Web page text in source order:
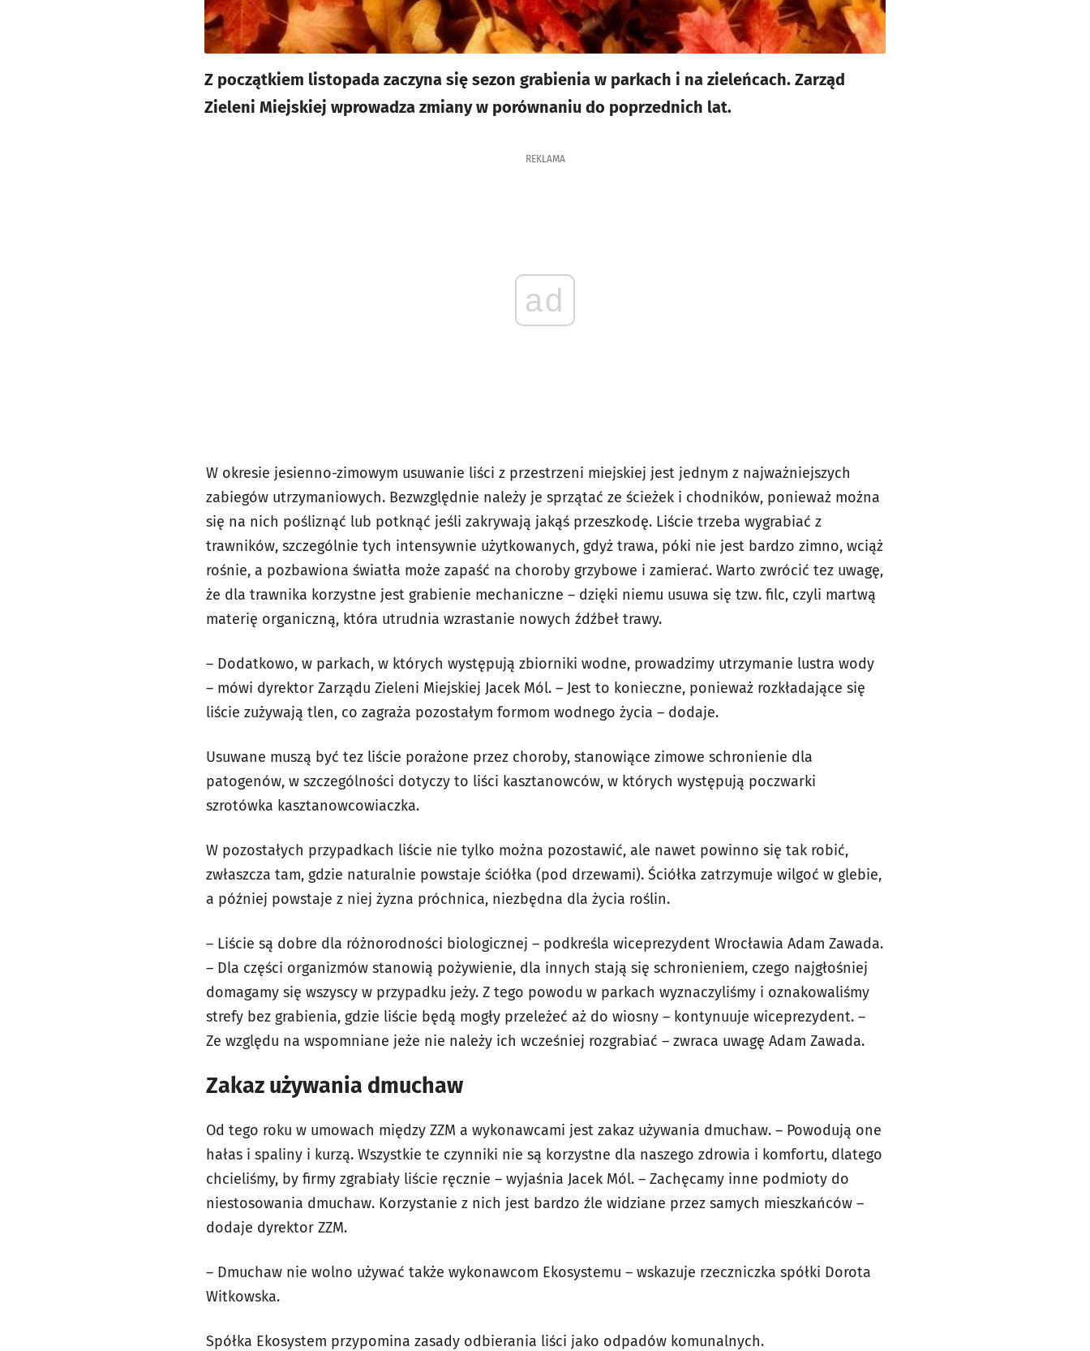
Z początkiem listopada zaczyna się sezon grabienia w parkach i na zieleńcach. Zarząd
Zieleni Miejskiej wprowadza zmiany w porównaniu do poprzednich lat.
REKLAMA
ad
W okresie jesienno-zimowym usuwanie liści z przestrzeni miejskiej jest jednym z najważniejszych
zabiegów utrzymaniowych. Bezwzględnie należy je sprzątać ze ścieżek i chodników, ponieważ można
się na nich pośliznąć lub potknąć jeśli zakrywają jakąś przeszkodę. Liście trzeba wygrabiać z
trawników, szczególnie tych intensywnie użytkowanych, gdyż trawa, póki nie jest bardzo zimno, wciąż
rośnie, a pozbawiona światła może zapaść na choroby grzybowe i zamierać. Warto zwrócić tez uwagę,
że dla trawnika korzystne jest grabienie mechaniczne – dzięki niemu usuwa się tzw. filc, czyli martwą
materię organiczną, która utrudnia wzrastanie nowych źdźbeł trawy.
– Dodatkowo, w parkach, w których występują zbiorniki wodne, prowadzimy utrzymanie lustra wody
– mówi dyrektor Zarządu Zieleni Miejskiej Jacek Mól. – Jest to konieczne, ponieważ rozkładające się
liście zużywają tlen, co zagraża pozostałym formom wodnego życia – dodaje.
Usuwane muszą być tez liście porażone przez choroby, stanowiące zimowe schronienie dla
patogenów, w szczególności dotyczy to liści kasztanowców, w których występują poczwarki
szrotówka kasztanowcowiaczka.
W pozostałych przypadkach liście nie tylko można pozostawić, ale nawet powinno się tak robić,
zwłaszcza tam, gdzie naturalnie powstaje ściółka (pod drzewami). Ściółka zatrzymuje wilgoć w glebie,
a później powstaje z niej żyzna próchnica, niezbędna dla życia roślin.
– Liście są dobre dla różnorodności biologicznej – podkreśla wiceprezydent Wrocławia Adam Zawada.
– Dla części organizmów stanowią pożywienie, dla innych stają się schronieniem, czego najgłośniej
domagamy się wszyscy w przypadku jeży. Z tego powodu w parkach wyznaczyliśmy i oznakowaliśmy
strefy bez grabienia, gdzie liście będą mogły przeleżeć aż do wiosny – kontynuuje wiceprezydent. –
Ze względu na wspomniane jeże nie należy ich wcześniej rozgrabiać – zwraca uwagę Adam Zawada.
Zakaz używania dmuchaw
Od tego roku w umowach między ZZM a wykonawcami jest zakaz używania dmuchaw. – Powodują one
hałas i spaliny i kurzą. Wszystkie te czynniki nie są korzystne dla naszego zdrowia i komfortu, dlatego
chcieliśmy, by firmy zgrabiały liście ręcznie – wyjaśnia Jacek Mól. – Zachęcamy inne podmioty do
niestosowania dmuchaw. Korzystanie z nich jest bardzo źle widziane przez samych mieszkańców –
dodaje dyrektor ZZM.
– Dmuchaw nie wolno używać także wykonawcom Ekosystemu – wskazuje rzeczniczka spółki Dorota
Witkowska.
Spółka Ekosystem przypomina zasady odbierania liści jako odpadów komunalnych.